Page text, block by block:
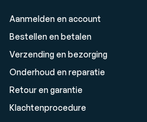
Aanmelden en account
Bestellen en betalen
Verzending en bezorging
Onderhoud en reparatie
Retour en garantie
Klachtenprocedure